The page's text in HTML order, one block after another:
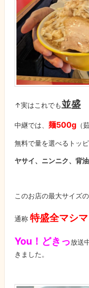
↑実はこれでも並盛
中継では、 麺500g （
無料で量を選べるトッ
ヤサイ、ニンニク、背油
このお店の最大サイズ
通称 特盛全マシ
You！どきっ放送
きました。